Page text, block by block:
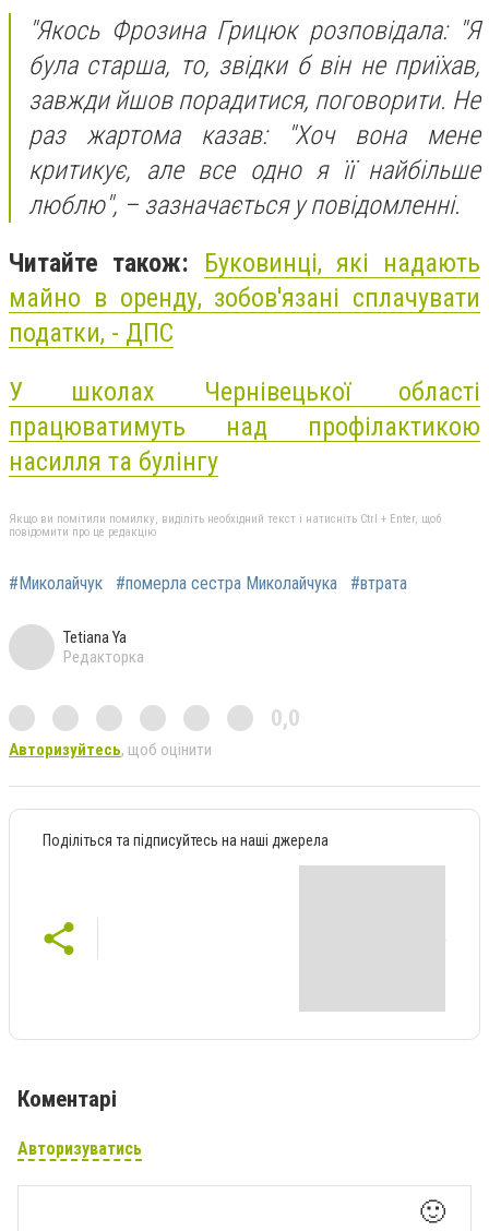
"Якось Фрозина Грицюк розповідала: "Я
була старша, то, звідки б він не приїхав,
завжди йшов порадитися, поговорити. Не
раз жартома казав: "Хоч вона мене
критикує, але все одно я її найбільше
люблю", – зазначається у повідомленні.
Читайте також: Буковинці, які надають
майно в оренду, зобов'язані сплачувати
податки, - ДПС
У школах Чернівецької області
працюватимуть над профілактикою
насилля та булінгу
Якщо ви помітили помилку, виділіть необхідний текст і натисніть Ctrl + Enter, щоб
повідомити про це редакцію
#Миколайчук #померла сестра Миколайчука #втрата
Tetiana Ya
Редакторка
0,0
Авторизуйтесь, щоб оцінити
Поділіться та підписуйтесь на наші джерела
Коментарі
Авторизуватись
🙂